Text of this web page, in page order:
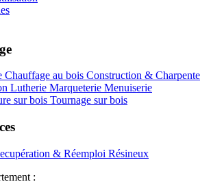
Chauffage au bois Construction & Charpente
Lutherie Marqueterie Menuiserie
sur bois Tournage sur bois
& Réemploi Résineux
: